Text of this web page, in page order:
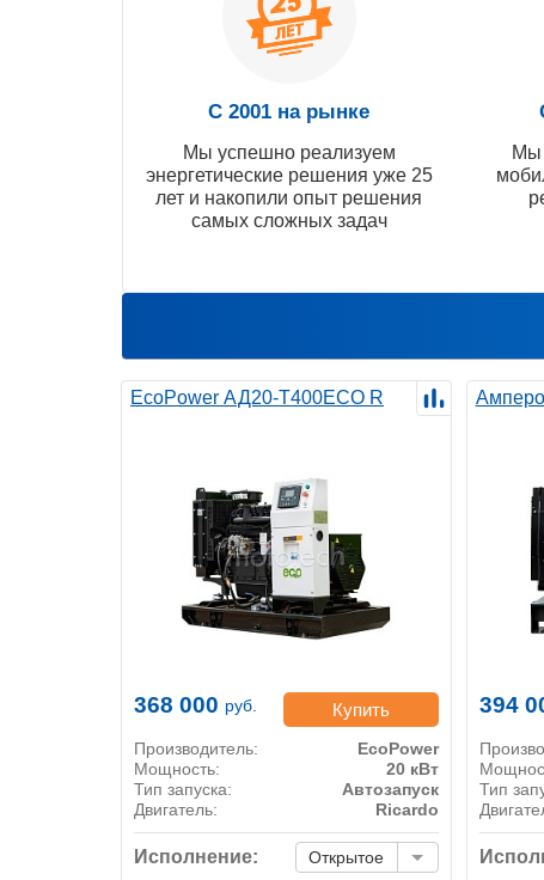
С 2001 на рынке
Мы успешно реализуем
энергетические решения уже 25
лет и накопили опыт решения
самых сложных задач
Мы
EcoPower АД20-T400ECO R
368 000 руб. Купить
Производитель:
EcoPower
Мощность:
20 кВт
Тип запуска:
Автозапуск
Двигатель:
Ricardo
Исполнение: Открытое
394
Тип